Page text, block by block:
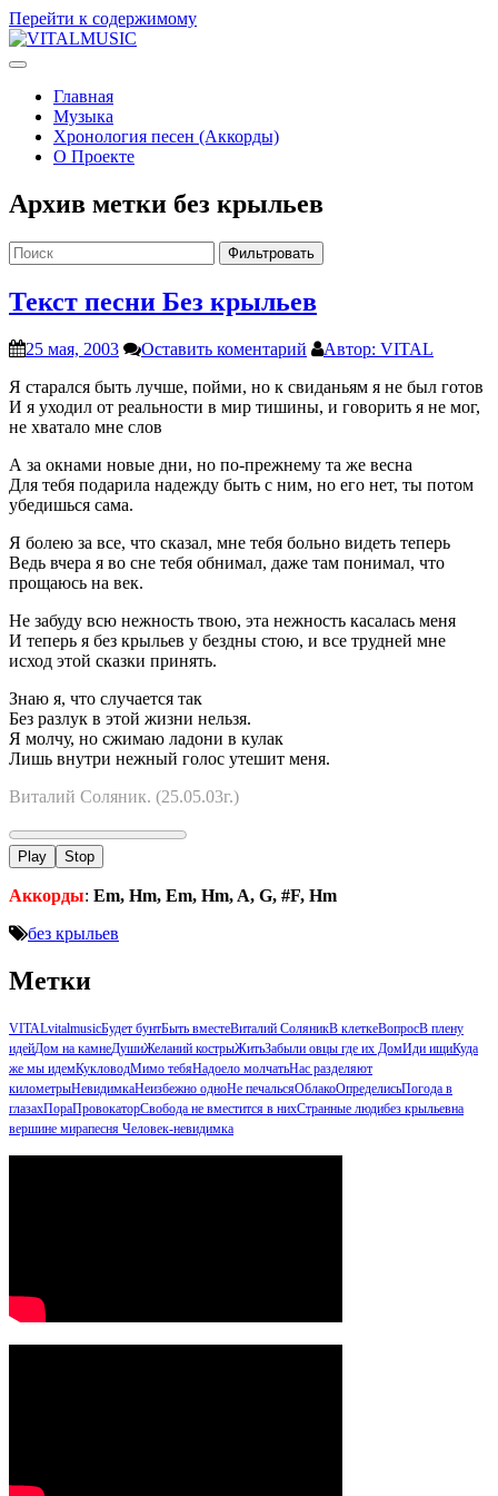
Перейти к содержимому
V
Главная
Музыка
Хронология песен (Аккорды)
О Проекте
Архив метки без крыльев
Фильтровать
Текст песни Без крыльев
25 мая, 2003 Оставить коментарий
Автор: VITAL
Я старался быть лучше, пойми, но к свиданьям я не был готов
И я уходил от реальности в мир тишины, и говорить я не мог,
не хватало мне слов
А за окнами новые дни, но по-прежнему та же весна
Для тебя подарила надежду быть с ним, но его нет, ты потом
убедишься сама.
Я болею за все, что сказал, мне тебя больно видеть теперь
Ведь вчера я во сне тебя обнимал, даже там понимал, что
прощаюсь на век.
Не забуду всю нежность твою, эта нежность касалась меня
И теперь я без крыльев у бездны стою, и все трудней мне
исход этой сказки принять.
Знаю я, что случается так
Без разлук в этой жизни нельзя.
Я молчу, но сжимаю ладони в кулак
Лишь внутри нежный голос утешит меня.
Виталий Соляник. (25.05.03г.)
Play Stop
Аккорды: Em, Hm, Em, Hm, A, G, #F, Hm
без крыльев
Метки
VITALvitalmusicБудет бунтБыть вместеВиталий СоляникВ клеткеВопросВ плену
идейДом на камнеДушиЖеланий кострыЖитьЗабыли овцы где их ДомИди ищиКуда
же мы идемКукловодМимо тебяНадоело молчатьНас разделяют
километрыНевидимкаНеизбежно одноНе печальсяОблакоОпределисьПогода в
глазахПораПровокаторСвобода не вместится в нихСтранные людибез крыльевна
вершине мирапесня Человек-невидимка